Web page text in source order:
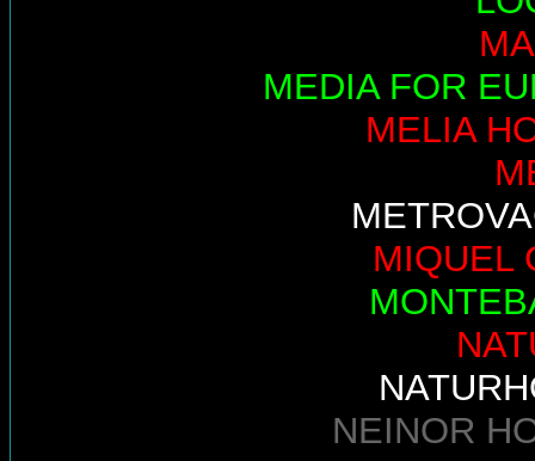
MEDIA FOR
MELIA
MIQUEL
NEINOR